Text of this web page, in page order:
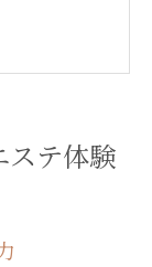
ポイント
しむ
沢な時間
ステ体験